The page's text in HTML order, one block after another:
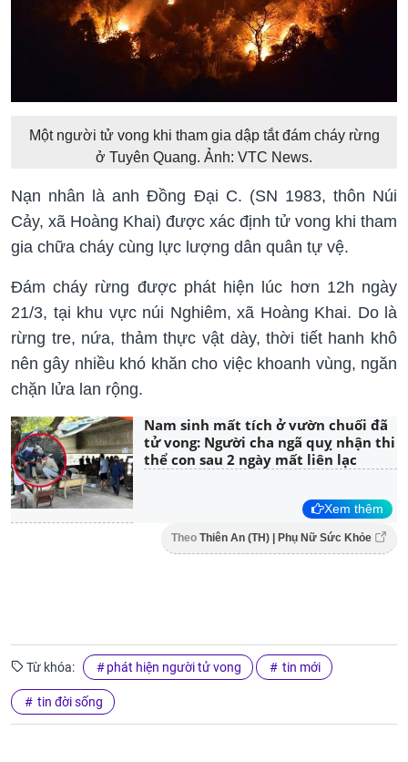
Một người tử vong khi tham gia dập tắt đám cháy rừng
ở Tuyên Quang. Ảnh: VTC News.
Nạn nhân là anh Đồng Đại C. (SN 1983, thôn Núi
Cảy, xã Hoàng Khai) được xác định tử vong khi tham
gia chữa cháy cùng lực lượng dân quân tự vệ.
Đám cháy rừng được phát hiện lúc hơn 12h ngày
21/3, tại khu vực núi Nghiêm, xã Hoàng Khai. Do là
rừng tre, nứa, thảm thực vật dày, thời tiết hanh khô
nên gây nhiều khó khăn cho việc khoanh vùng, ngăn
chặn lửa lan rộng.
Nam sinh mất tích ở vườn chuối đã
tử vong: Người cha ngã quỵ nhận thi
thể con sau 2 ngày mất liên lạc
Xem thêm
Theo Thiên An (TH) | Phụ Nữ Sức Khỏe
Từ khóa: phát hiện người tử vong tin mới
tin đời sống